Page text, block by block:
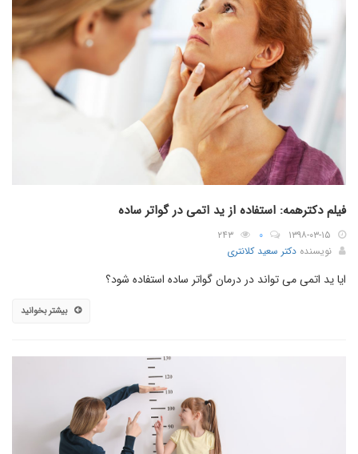
فیلم دکترهمه: استفاده از ید اتمی در گواتر ساده
۱۳۹۸-۰۳-۱۵ ۰
۲۴۳
نویسنده دکتر سعید کلانتری
ایا ید اتمی می تواند در درمان گواتر ساده استفاده شود؟
بیشتر بخوانید